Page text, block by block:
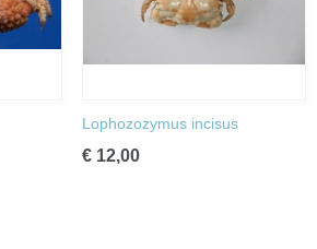
Lophozozymus incisus
€ 12,00